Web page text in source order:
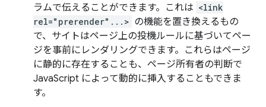
ラムで伝えることができます。これは <link
rel="prerender"...> の機能を置き換えるもの
で、サイトはページ上の投機ルールに基づいてペー
ジを事前にレンダリングできます。これらはページ
に静的に存在することも、ページ所有者の判断で
JavaScript によって動的に挿入することもできま
す。